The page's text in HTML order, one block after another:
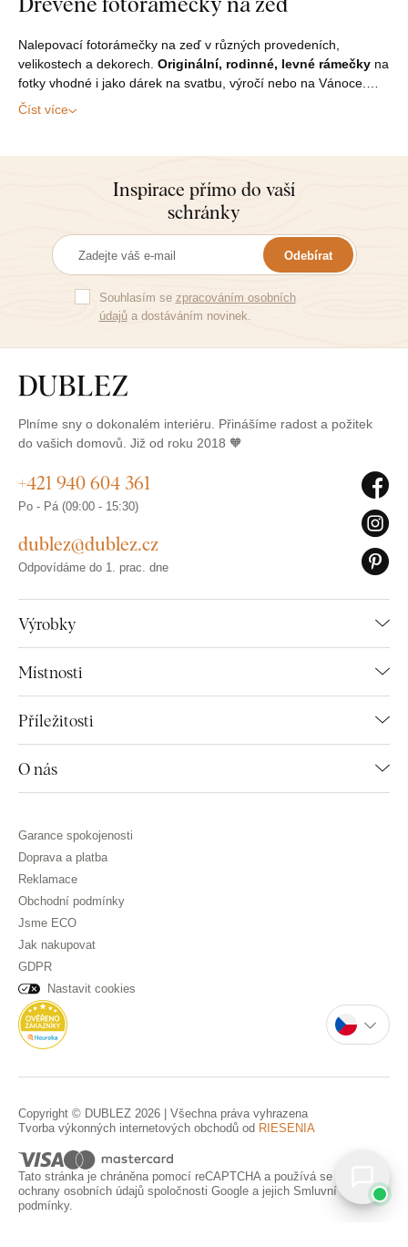
Nalepovací fotorámečky na zeď v různých provedeních,
velikostech a dekorech. Originální, rodinné, levné rámečky na
fotky vhodné i jako dárek na svatbu, výročí nebo na Vánoce.…
Číst více
Inspirace přímo do vaší
schránky
Odebírat
Souhlasím se zpracováním osobních
údajůa dostáváním novinek.
Plníme sny o dokonalém interiéru. Přinášíme radost a požitek
do vašich domovů. Již od roku 2018 🧡
Výrobky
Místnosti
Příležitosti
O nás
+421 940 604 361
Po - Pá (09:00 - 15:30)
dublez@dublez.cz
Odpovídáme do 1. prac. dne
Garance spokojenosti
Doprava a platba
Reklamace
Obchodní podmínky
Jsme ECO
Jak nakupovat
GDPR
Nastavit cookies
Copyright © DUBLEZ 2026 | Všechna práva vyhrazena
Tvorba výkonných internetových obchodů od RIESENIA
Tato stránka je chráněna pomocí reCAPTCHA a používá se
ochrany osobních údajů spoločnosti Google a jejich Smluvní
podmínky.